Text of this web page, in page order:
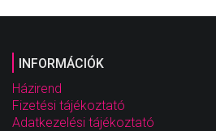
INFORMÁCIÓK
Házirend
Fizetési tájékoztató
Adatkezelési tájékoztató